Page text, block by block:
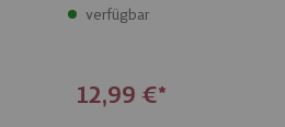
verfügbar
12,99 €